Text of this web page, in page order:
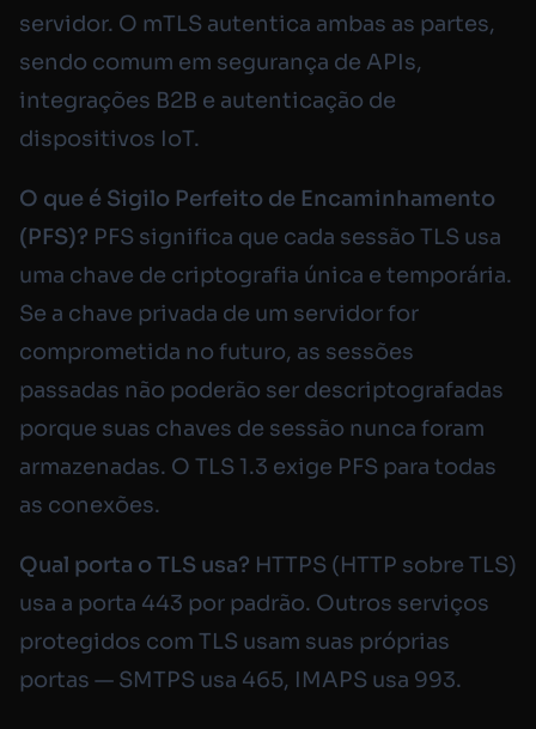
servidor. O mTLS autentica ambas as partes,
sendo comum em segurança de APIs,
integrações B2B e autenticação de
dispositivos IoT.
O que é Sigilo Perfeito de Encaminhamento
(PFS)? PFS significa que cada sessão TLS usa
uma chave de criptografia única e temporária.
Se a chave privada de um servidor for
comprometida no futuro, as sessões
passadas não poderão ser descriptografadas
porque suas chaves de sessão nunca foram
armazenadas. O TLS 1.3 exige PFS para todas
as conexões.
Qual porta o TLS usa? HTTPS (HTTP sobre TLS)
usa a porta 443 por padrão. Outros serviços
protegidos com TLS usam suas próprias
portas — SMTPS usa 465, IMAPS usa 993.